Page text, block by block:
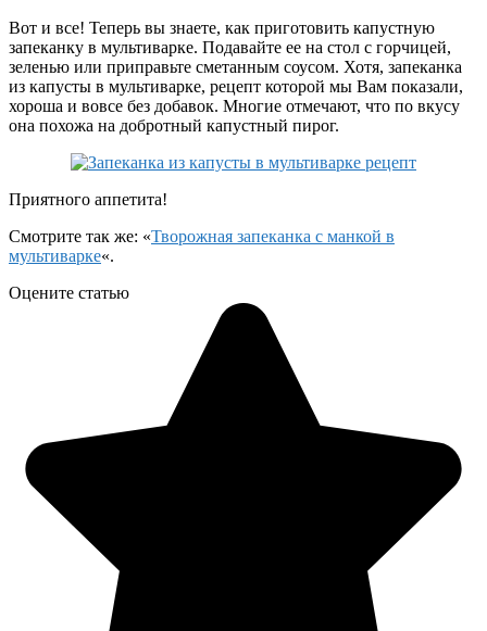
Вот и все! Теперь вы знаете, как приготовить капустную
запеканку в мультиварке. Подавайте ее на стол с горчицей,
зеленью или приправьте сметанным соусом. Хотя, запеканка
из капусты в мультиварке, рецепт которой мы Вам показали,
хороша и вовсе без добавок. Многие отмечают, что по вкусу
она похожа на добротный капустный пирог.
Приятного аппетита!
Смотрите так же: «Творожная запеканка с манкой в
мультиварке«.
Оцените статью